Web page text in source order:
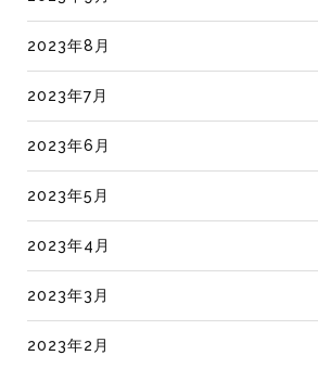
2023年8月
2023年7月
2023年6月
2023年5月
2023年4月
2023年3月
2023年2月